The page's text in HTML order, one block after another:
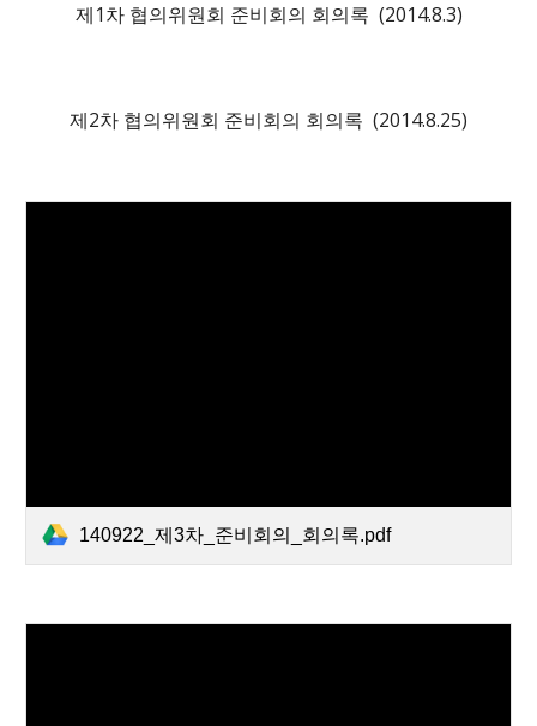
제1차 협의위원회 준비회의 회의록 (2014.8.3)
제2차 협의위원회 준비회의 회의록 (2014.8.25)
140922_제3차_준비회의_회의록.pdf